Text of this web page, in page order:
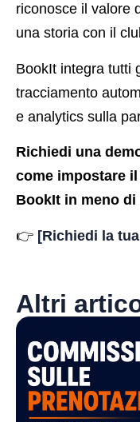
riconosce il valore
una storia con il
BookIt integra tutti
tracciamento
e analytics sulla
Richiedi una
come impostare
BookIt in meno di
👉 [Richiedi la
Altri